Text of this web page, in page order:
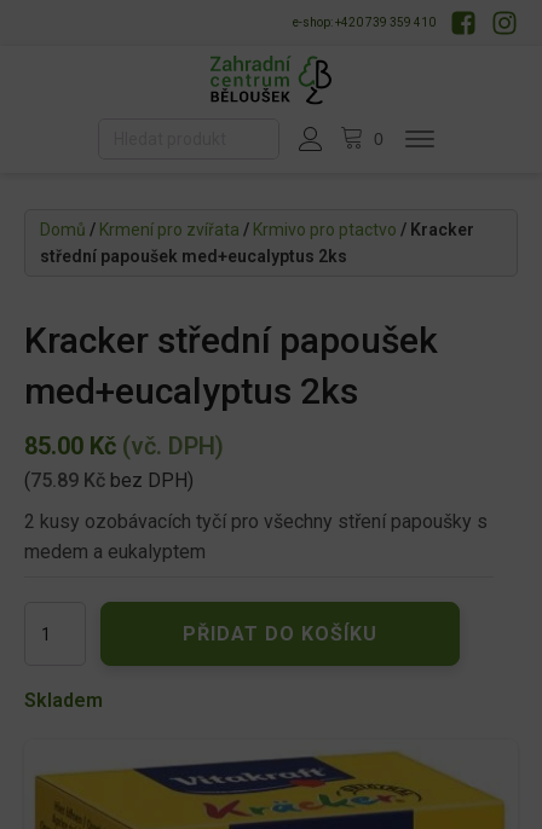
e-shop: +420 739 359 410
Domů / Krmení pro zvířata / Krmivo pro ptactvo / Kracker
střední papoušek med+eucalyptus 2ks
Kracker střední papoušek
med+eucalyptus 2ks
85.00 Kč (vč. DPH)
(75.89 Kč bez DPH)
2 kusy ozobávacích tyčí pro všechny stření papoušky s
medem a eukalyptem
střední
med+eucalyptus
PŘIDAT DO KOŠÍKU
Skladem